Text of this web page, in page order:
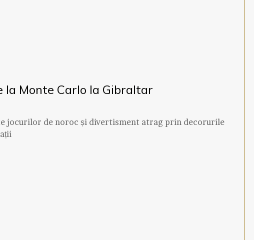
la Monte Carlo la Gibraltar
jocurilor de noroc și divertisment atrag prin decorurile